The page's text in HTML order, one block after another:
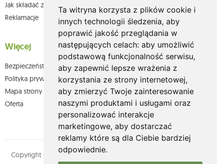
Ta witryna korzysta z plików cookie i
innych technologii śledzenia, aby
poprawić jakość przeglądania w
następujących celach: aby umożliwić
podstawową funkcjonalność serwisu,
aby zapewnić lepsze wrażenia z
korzystania ze strony internetowej,
aby zmierzyć Twoje zainteresowanie
naszymi produktami i usługami oraz
personalizować interakcje
marketingowe, aby dostarczać
reklamy które są dla Ciebie bardziej
odpowiednie.
Jak składać zamówienia w sklepie olium.pl?
Reklamacje
Więcej
Bezpieczeństwo płatności
Polityka prywatności
Mapa strony
Oferta
Copyright © olium.pl. Wszystkie prawa zastrzeżone. Designed by